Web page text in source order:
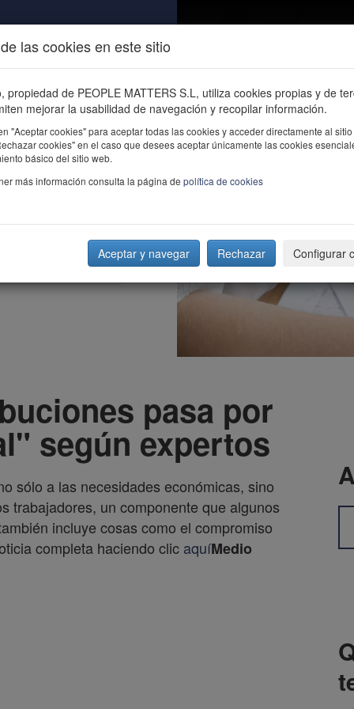
ÚNETE CONTACTO
según expertos
pasa por
según expertos
sólo a las necesidades económicas, sino
trabajadores, un componente que algunos
incluye cosas como el compromiso
completa haciendo clic aquíMedio
las cookies en este sitio
propiedad de PEOPLE MATTERS S.L, utiliza cookies propias y de
mejorar la usabilidad de navegación y recopilar información.
"Aceptar cookies" para aceptar todas las cookies y acceder directamente al
cookies" en el caso que desees aceptar únicamente las cookies
básico del sitio web.
más información consulta la página de política de cookies
Aceptar y navegar Rechazar Configurar